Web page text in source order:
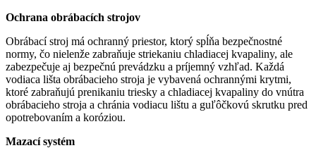
Ochrana obrábacích strojov
Obrábací stroj má ochranný priestor, ktorý spĺňa bezpečnostné
normy, čo nielenže zabraňuje striekaniu chladiacej kvapaliny, ale
zabezpečuje aj bezpečnú prevádzku a príjemný vzhľad. Každá
vodiaca lišta obrábacieho stroja je vybavená ochrannými krytmi,
ktoré zabraňujú prenikaniu triesky a chladiacej kvapaliny do vnútra
obrábacieho stroja a chránia vodiacu lištu a guľôčkovú skrutku pred
opotrebovaním a koróziou.
Mazací systém